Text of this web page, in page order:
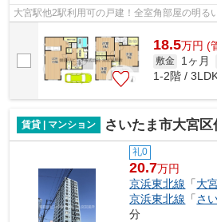
大宮駅他2駅利用可の戸建！全室角部屋の明る
18.5万円 (
敷金 1ヶ月
1-2階 /
賃貸 | マンション さいたま市大宮区仲町
礼0
20.7万円
京浜東北線 「大
京浜東北線 「さ
分